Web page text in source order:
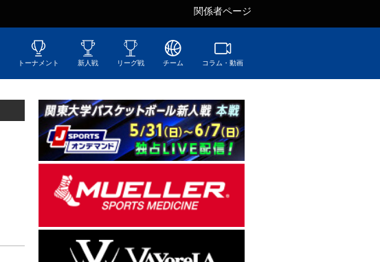
関係者ページ
トーナメント 新人戦 リーグ戦 チーム コラム・動画